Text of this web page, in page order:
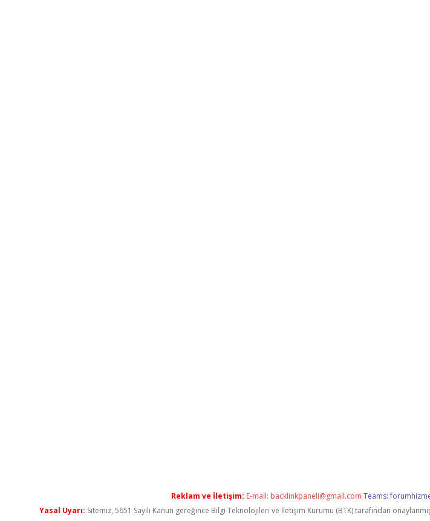
Reklam ve İletişim: E-mail: backlinkpaneli@gmail.com Teams:
Yasal Uyarı: Sitemiz, 5651 Sayılı Kanun gereğince Bilgi Teknolojileri ve İletişim Kurumu (BTK) tarafından